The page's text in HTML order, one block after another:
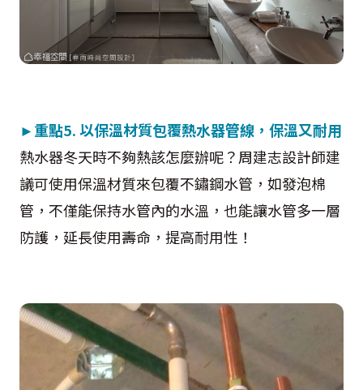
►重點5.以保溫材質包覆熱水器管線，保溫又耐用
熱水器冬天時不夠熱該怎麼辦呢？周建志設計師建
議可使用保溫材質來包覆不鏽鋼水管，如發泡棉
管，不僅能保持水管內的水溫，也能讓水管多一層
防護，延長使用壽命，提高耐用性！